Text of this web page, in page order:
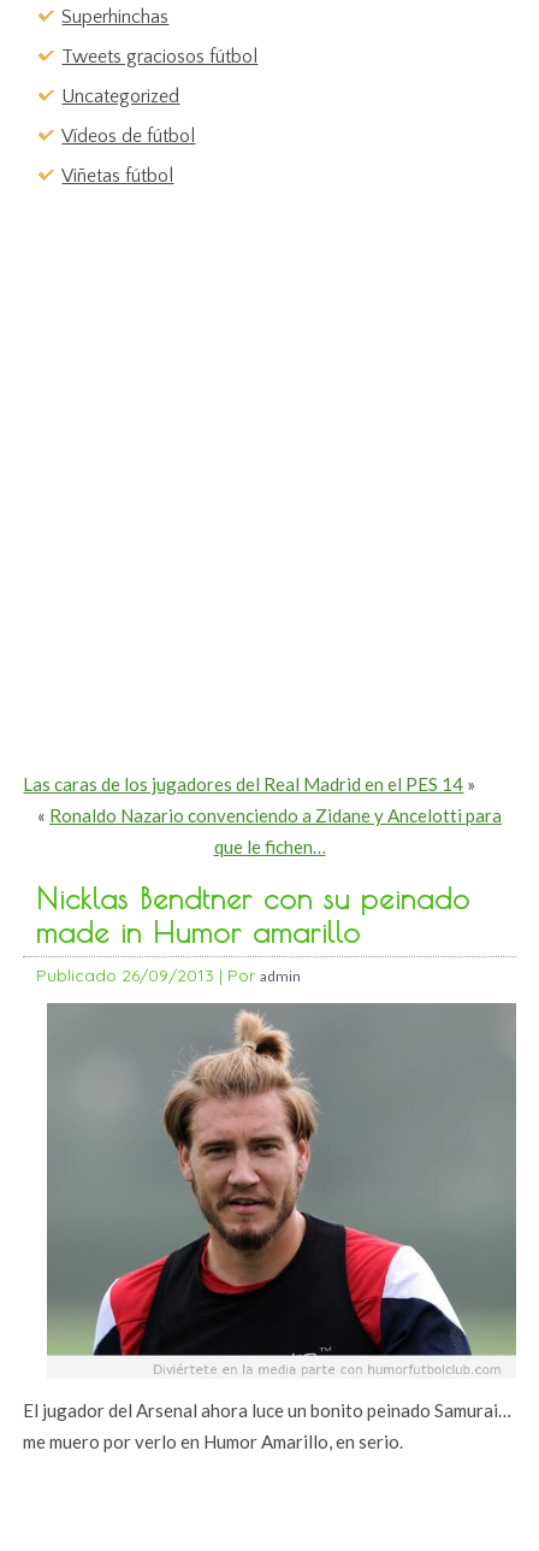
Superhinchas
Tweets graciosos fútbol
Uncategorized
Vídeos de fútbol
Viñetas fútbol
Las caras de los jugadores del Real Madrid en el PES 14 »
« Ronaldo Nazario convenciendo a Zidane y Ancelotti para
que le fichen…
Nicklas Bendtner con su peinado
made in Humor amarillo
Publicado 26/09/2013 | Por admin
El jugador del Arsenal ahora luce un bonito peinado Samurai…
me muero por verlo en Humor Amarillo, en serio.